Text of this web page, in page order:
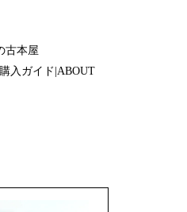
古本屋
入ガイド|ABOUT